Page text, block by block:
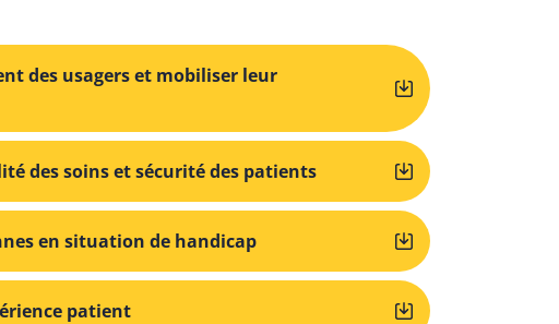
des usagers et mobiliser leur
des soins et sécurité des patients
en situation de handicap
patient